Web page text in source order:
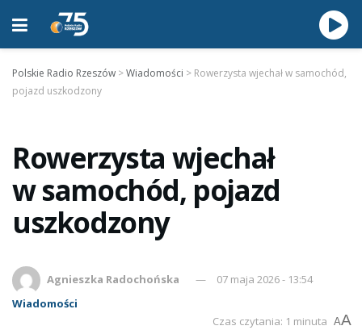
Polskie Radio Rzeszów >Wiadomości > Rowerzysta wjechał w samochód,
pojazd uszkodzony
Rowerzysta wjechał
w samochód, pojazd
uszkodzony
Agnieszka Radochońska
07 maja 2026 - 13:54
Wiadomości
Czas czytania: 1 minuta AA